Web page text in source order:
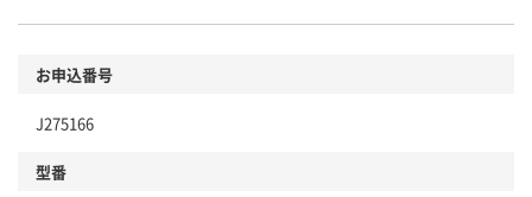
お申込番号
J275166
型番